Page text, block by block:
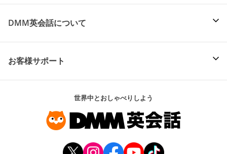
DMM英会話について
お客様サポート
世界中とおしゃべりしよう